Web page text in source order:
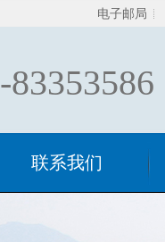
电子邮局
83353586
联系我们